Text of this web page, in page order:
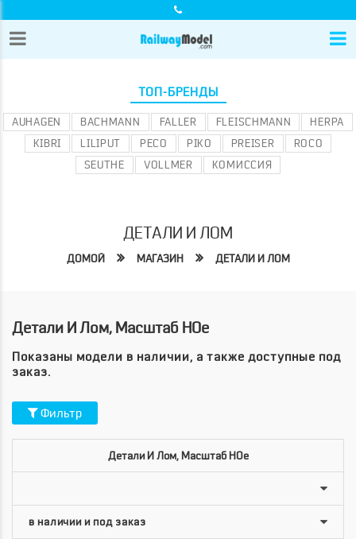
ТОП-БРЕНДЫ
AUHAGEN BACHMANN FALLER FLEISCHMANN
HERPA
KIBRI
LILIPUT PECO PIKO PREISER
ROCO
SEUTHE
VOLLMER КОМИССИЯ
ДЕТАЛИ И ЛОМ
ДОМОЙ МАГАЗИН ДЕТАЛИ И ЛОМ
Детали И Лом, Масштаб HOe
Показаны модели в наличии, а также доступные под
заказ.
Фильтр
Детали И Лом, Масштаб HOe